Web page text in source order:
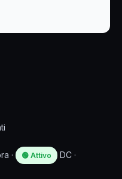
· 🟢 Attivo DC ·